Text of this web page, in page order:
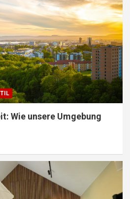
Wie unsere Umgebung